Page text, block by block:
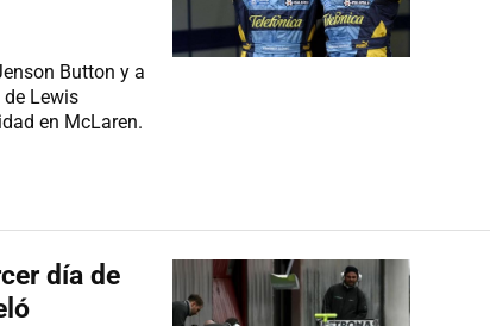
Button y a
Lewis
en McLaren.
día de